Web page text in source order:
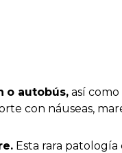
o autobús, así
con náuseas,
Esta rara